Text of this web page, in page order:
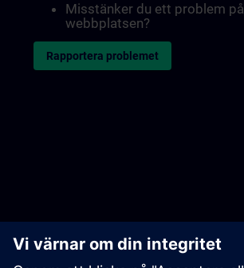
Misstänker du ett problem på
webbplatsen?
Rapportera problemet